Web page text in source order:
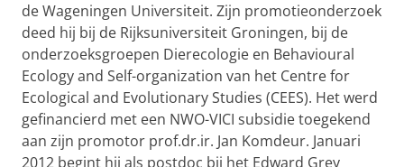
de Wageningen Universiteit. Zijn promotieonderzoek
deed hij bij de Rijksuniversiteit Groningen, bij de
onderzoeksgroepen Dierecologie en Behavioural
Ecology and Self-organization van het Centre for
Ecological and Evolutionary Studies (CEES). Het werd
gefinancierd met een NWO-VICI subsidie toegekend
aan zijn promotor prof.dr.ir. Jan Komdeur. Januari
2012 begint hij als postdoc bij het Edward Grey